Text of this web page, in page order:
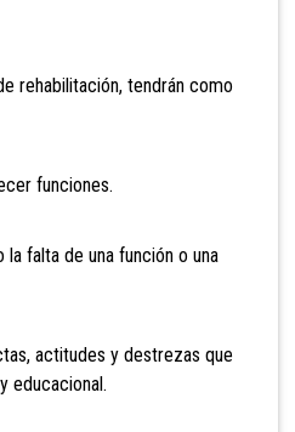
rehabilitación, tendrán como
funciones.
falta de una función o una
actitudes y destrezas que
educacional.